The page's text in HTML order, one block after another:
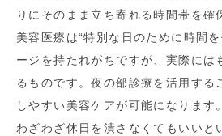
りにそのまま立ち寄れる時間帯を確
美容医療は“特別な日のために時間
ージを持たれがちですが、実際には
るものです。夜の部診療を活用する
しやすい美容ケアが可能になります。
わざわざ休日を潰さなくてもいいと